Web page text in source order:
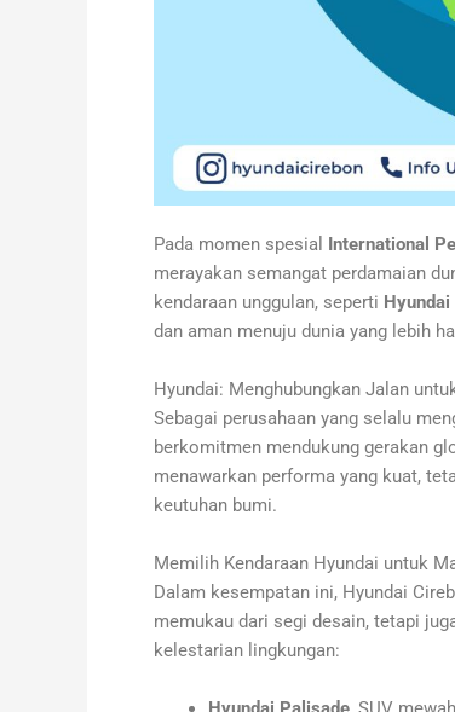
Pada momen spesial International
merayakan semangat perdamaian
kendaraan unggulan, seperti
dan aman menuju dunia yang lebih
Hyundai: Menghubungkan Jalan
Sebagai perusahaan yang selalu
berkomitmen mendukung gerakan
menawarkan performa yang kuat,
keutuhan bumi.
Memilih Kendaraan Hyundai untuk
Dalam kesempatan ini, Hyundai
memukau dari segi desain, tetapi
kelestarian lingkungan: